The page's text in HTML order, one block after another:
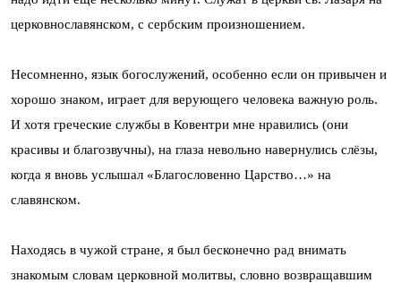
церковнославянском, с сербским произношением.
Несомненно, язык богослужений, особенно если он привычен и
хорошо знаком, играет для верующего человека важную роль.
И хотя греческие службы в Ковентри мне нравились (они
красивы и благозвучны), на глаза невольно навернулись слёзы,
когда я вновь услышал «Благословенно Царство…» на
славянском.
Находясь в чужой стране, я был бесконечно рад внимать
знакомым словам церковной молитвы, словно возвращавшим